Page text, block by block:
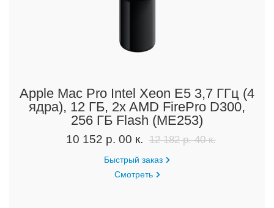
Apple Mac Pro Intel Xeon E5 3,7 ГГц (4
ядра), 12 ГБ, 2x AMD FirePro D300,
256 ГБ Flash (ME253)
10 152 р. 00 к. 12 182 р. 40 к.
Быстрый заказ
Смотреть